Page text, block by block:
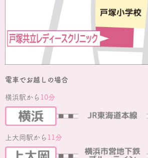
電車でお越しの場合
横浜駅から 10分
上大岡駅から 11分